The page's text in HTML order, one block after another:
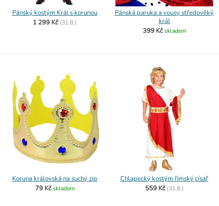
Pánský kostým Král s korunou
1 299 Kč (31.8.)
Pánská paruka a vousy středověký
král
399 Kč skladem
Koruna královská na suchý zip
79 Kč skladem
Chlapecký kostým římský císař
559 Kč (31.8.)